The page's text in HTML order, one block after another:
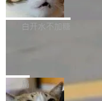
联 加...
经过人工复核，准确度
社区爱好者提供了高效跟
他宣布了一个新消息：
他可以全职维护 libexpat
库之一。你的操作系统、
施软件，很可能都在用它
Firefox 153.0.3 现已发
下： New Smart
i> <li>现在，助手可以直接使用 Exa 的网络搜索
白开水不加糖
的 npm 包。项目的核心
ent 计算。真正适合的，
局